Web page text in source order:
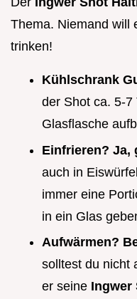
Thema. Niemand will
trinken!
Kühlschrank
der Shot ca. 5-7
Glasflasche
Einfrieren? Ja,
auch in
immer eine
in ein Glas
Aufwärmen?
solltest du nicht
er seine Ingwer